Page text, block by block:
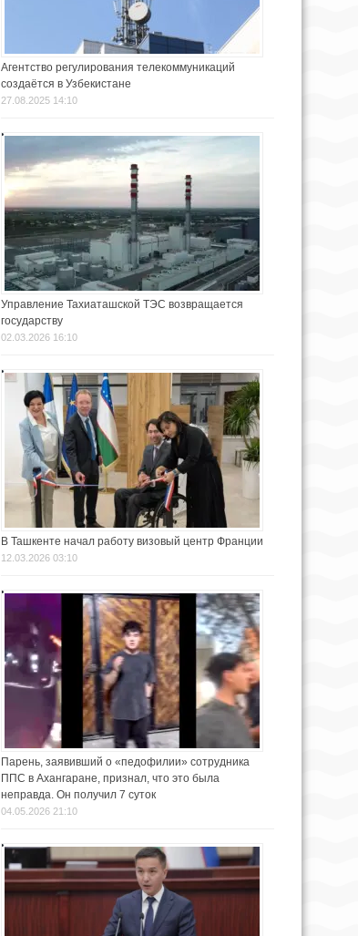
Агентство регулирования телекоммуникаций
создаётся в Узбекистане
27.08.2025 14:10
Управление Тахиаташской ТЭС возвращается
государству
02.03.2026 16:10
В Ташкенте начал работу визовый центр Франции
12.03.2026 03:10
Парень, заявивший о «педофилии» сотрудника
ППС в Ахангаране, признал, что это была
неправда. Он получил 7 суток
04.05.2026 21:10